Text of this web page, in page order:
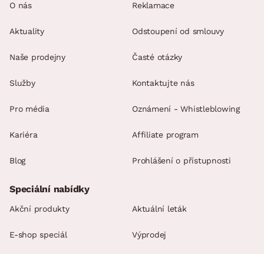
O nás
Aktuality
Naše prodejny
Služby
Pro média
Kariéra
Blog
Reklamace
Odstoupení od smlouvy
Časté otázky
Kontaktujte nás
Oznámení - Whistleblowing
Affiliate program
Prohlášení o přístupnosti
Speciální nabídky
Akční produkty Aktuální leták
E-shop speciál Výprodej